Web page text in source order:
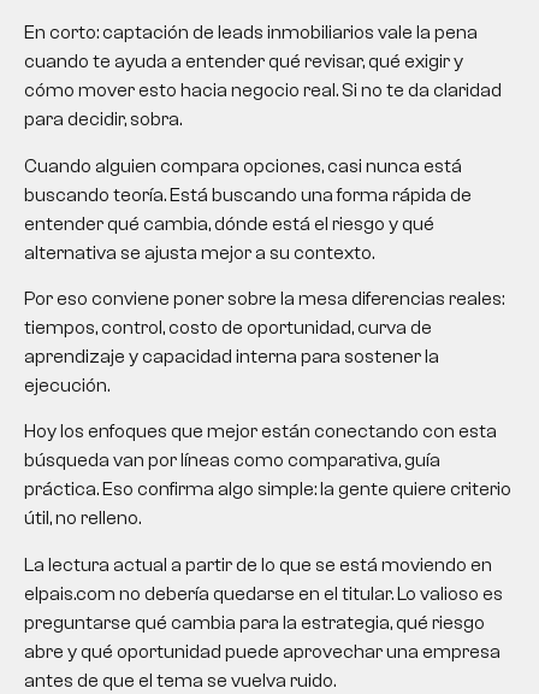
En corto: captación de leads inmobiliarios vale la pena
cuando te ayuda a entender qué revisar, qué exigir y
cómo mover esto hacia negocio real. Si no te da claridad
para decidir, sobra.
Cuando alguien compara opciones, casi nunca está
buscando teoría. Está buscando una forma rápida de
entender qué cambia, dónde está el riesgo y qué
alternativa se ajusta mejor a su contexto.
Por eso conviene poner sobre la mesa diferencias reales:
tiempos, control, costo de oportunidad, curva de
aprendizaje y capacidad interna para sostener la
ejecución.
Hoy los enfoques que mejor están conectando con esta
búsqueda van por líneas como comparativa, guía
práctica. Eso confirma algo simple: la gente quiere criterio
útil, no relleno.
La lectura actual a partir de lo que se está moviendo en
elpais.com no debería quedarse en el titular. Lo valioso es
preguntarse qué cambia para la estrategia, qué riesgo
abre y qué oportunidad puede aprovechar una empresa
antes de que el tema se vuelva ruido.